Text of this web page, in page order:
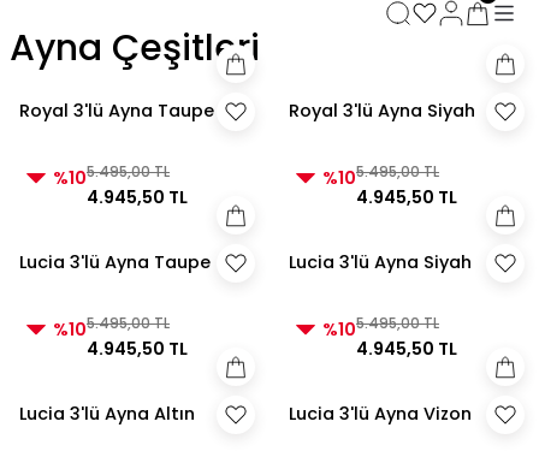
3000 TL ve Üzeri Alışverişlerde Kargo Bedava! 2
3000 TL ve Üzeri Alışverişlerde Kargo Bedava!
3000 TL ve Üzeri Alışverişlerde Kargo Bedava!
Ayna Çeşitleri
Royal 3'lü Ayna Taupe
%105.495,00 TL
4.945,50 TL
Royal 3'lü Ayna Siyah
%105.495,00 TL
4.945,50 TL
Lucia 3'lü Ayna Taupe
%105.495,00 TL
4.945,50 TL
Lucia 3'lü Ayna Siyah
%105.495,00 TL
4.945,50 TL
Lucia 3'lü Ayna Altın Lucia 3'lü Ayna Vizon